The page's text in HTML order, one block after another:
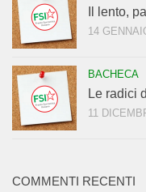
Il lento,
14
BACHECA
Le radici
11
COMMENTI RECENTI